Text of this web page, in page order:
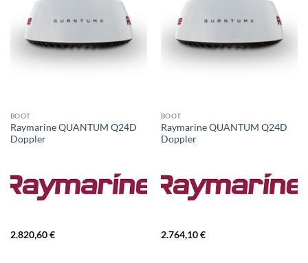
BOOT
Raymarine QUANTUM Q24D
Doppler
2.820,60€
BOOT
Raymarine QUANTUM Q24D
Doppler
2.764,10€